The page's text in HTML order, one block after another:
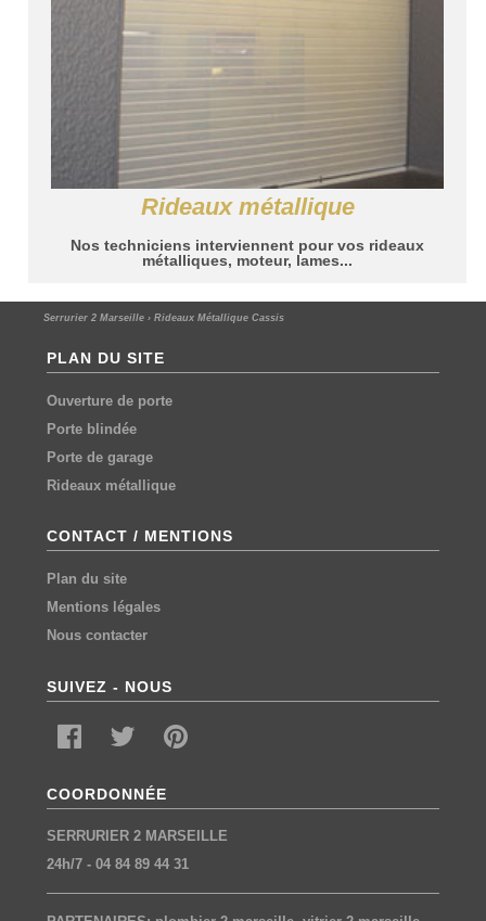
Rideaux métallique
Nos techniciens interviennent pour vos rideaux
métalliques, moteur, lames...
Serrurier 2 Marseille › Rideaux Métallique Cassis
PLAN DU SITE
Ouverture de porte
Porte blindée
Porte de garage
Rideaux métallique
CONTACT / MENTIONS
Plan du site
Mentions légales
Nous contacter
SUIVEZ - NOUS
COORDONNÉE
SERRURIER 2 MARSEILLE
24h/7- 04 84 89 44 31